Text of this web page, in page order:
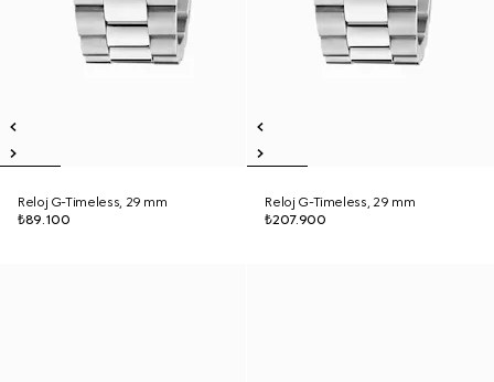
Reloj G-Timeless, 29 mm
₺89.100
Reloj G-Timeless, 29 mm
₺207.900